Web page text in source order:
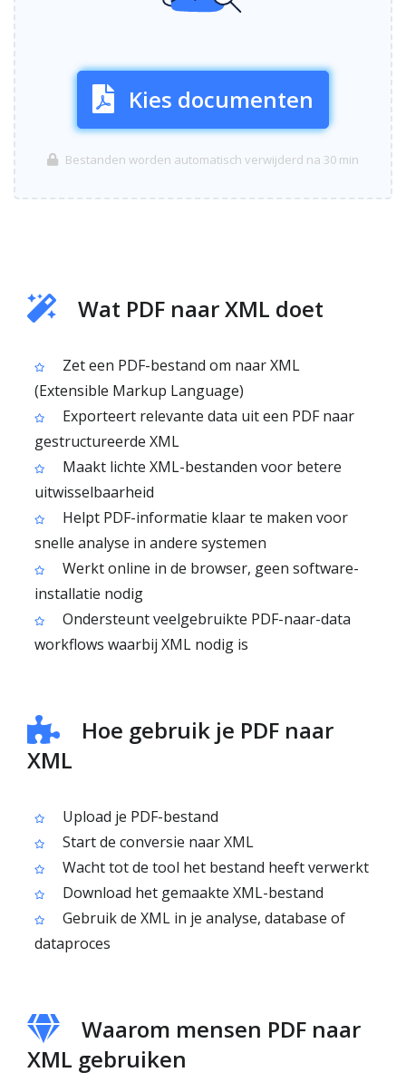
Kies documenten
Bestanden worden automatisch verwijderd na 30 min
Wat PDF naar XML doet
Zet een PDF-bestand om naar XML
(Extensible Markup Language)
Exporteert relevante data uit een PDF naar
gestructureerde XML
Maakt lichte XML-bestanden voor betere
uitwisselbaarheid
Helpt PDF-informatie klaar te maken voor
snelle analyse in andere systemen
Werkt online in de browser, geen software-
installatie nodig
Ondersteunt veelgebruikte PDF-naar-data
workflows waarbij XML nodig is
Hoe gebruik je PDF naar
XML
Upload je PDF-bestand
Start de conversie naar XML
Wacht tot de tool het bestand heeft verwerkt
Download het gemaakte XML-bestand
Gebruik de XML in je analyse, database of
dataproces
Waarom mensen PDF naar
XML gebruiken